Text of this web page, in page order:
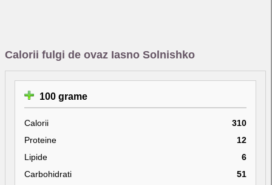
Calorii fulgi de ovaz Iasno Solnishko
100 grame
Calorii
310
Proteine
12
Lipide
6
Carbohidrati
51